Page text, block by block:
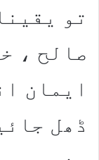
تو
صالح ،
ایمان
ڈھل